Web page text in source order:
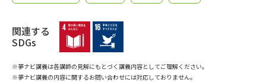
ユーザーサポート
Ｑ＆Ａ よくあるご質問 大学進学IDについて
関連する
SDGs
※夢ナビ講義は各講師の見解にもとづく講義内容としてご理解ください。
※夢ナビ講義の内容に関するお問い合わせには対応しておりません。